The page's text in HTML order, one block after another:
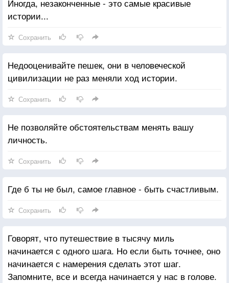
Иногда, незаконченные - это самые красивые
истории...
Сохранить
Недооценивайте пешек, они в человеческой
цивилизации не раз меняли ход истории.
Сохранить
Не позволяйте обстоятельствам менять вашу
личность.
Сохранить
Где б ты не был, самое главное - быть счастливым.
Сохранить
Говорят, что путешествие в тысячу миль
начинается с одного шага. Но если быть точнее, оно
начинается с намерения сделать этот шаг.
Запомните, все и всегда начинается у нас в голове.